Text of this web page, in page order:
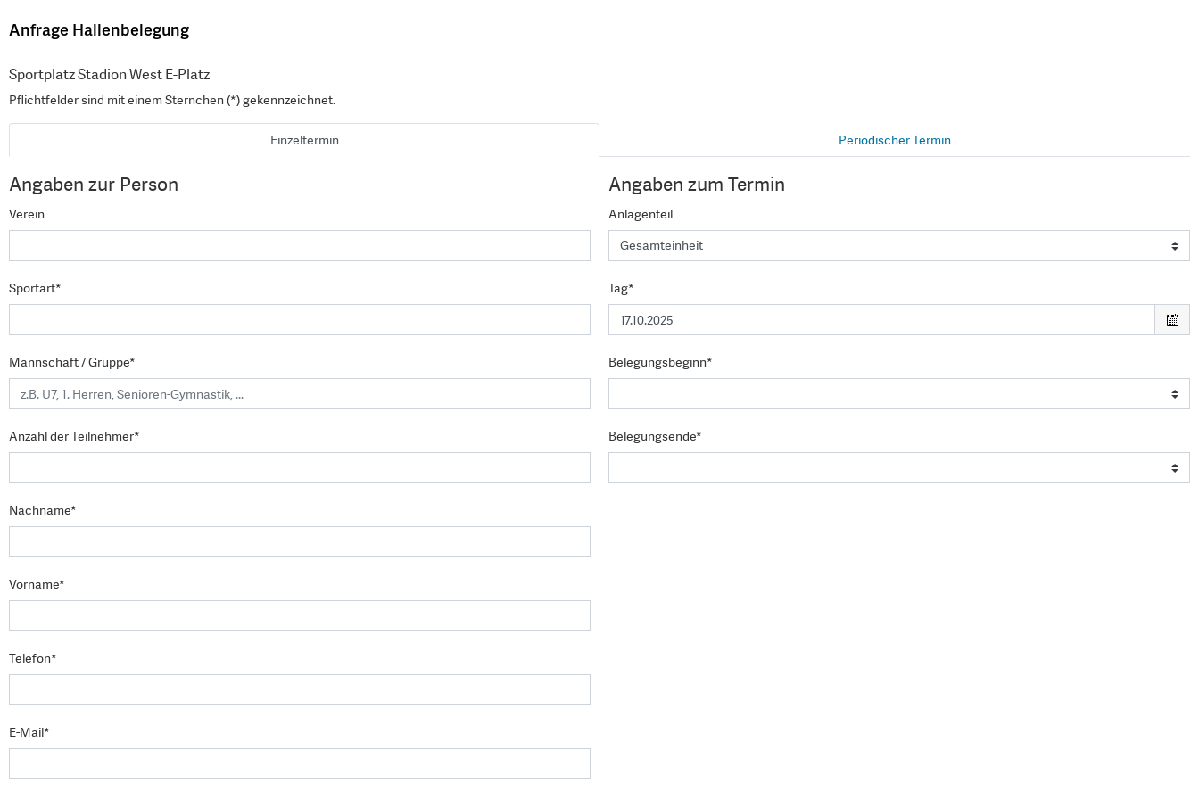
Anfrage Hallenbelegung
Sportplatz Stadion West E-Platz
Pflichtfelder sind mit einem Sternchen (*) gekennzeichnet.
Einzeltermin Periodischer Termin
Angaben zur Person
Verein
Sportart*
Mannschaft / Gruppe*
Anzahl der Teilnehmer*
Nachname*
Vorname*
Telefon*
E-Mail*
Angaben zum Termin
Anlagenteil
Tag*
Belegungsbeginn*
Belegungsende*